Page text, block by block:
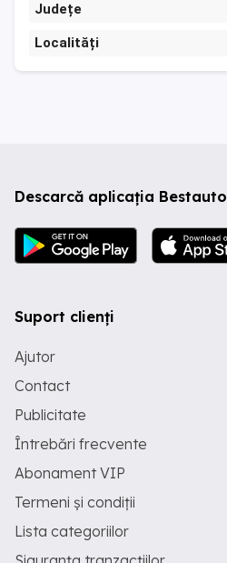
Județe
Localități
Descarcă aplicația Bestauto
Suport clienți
Ajutor
Contact
Publicitate
Întrebări frecvente
Abonament VIP
Termeni și condiții
Lista categoriilor